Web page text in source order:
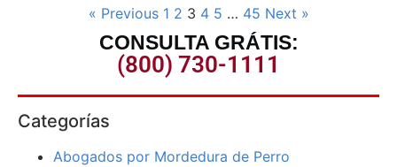
« Previous 1 2 3 4 5 … 45 Next »
CONSULTA GRÁTIS:
(800) 730-1111
Categorías
Abogados por Mordedura de Perro